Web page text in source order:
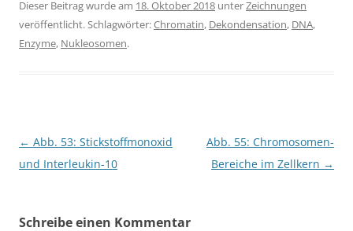
Dieser Beitrag wurde am 18. Oktober 2018 unterZeichnungen
veröffentlicht. Schlagwörter:Chromatin, Dekondensation, DNA,
Enzyme, Nukleosomen.
Beitragsnavigation
← Abb. 53: Stickstoffmonoxid
und Interleukin-10
Abb. 55: Chromosomen-
Bereiche im Zellkern →
Schreibe einen Kommentar